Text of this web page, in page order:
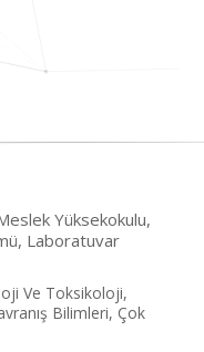
Yüksekokulu,
Laboratuvar
Ve Toksikoloji,
Bilimleri, Çok